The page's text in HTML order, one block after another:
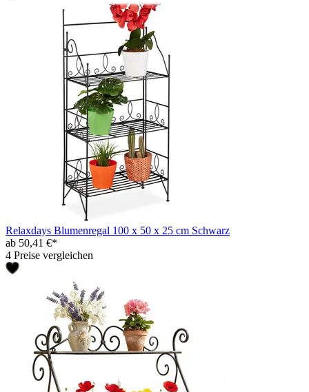
Relaxdays Blumenregal 100 x 50 x 25 cm Schwarz
ab 50,41 €*
4 Preise vergleichen